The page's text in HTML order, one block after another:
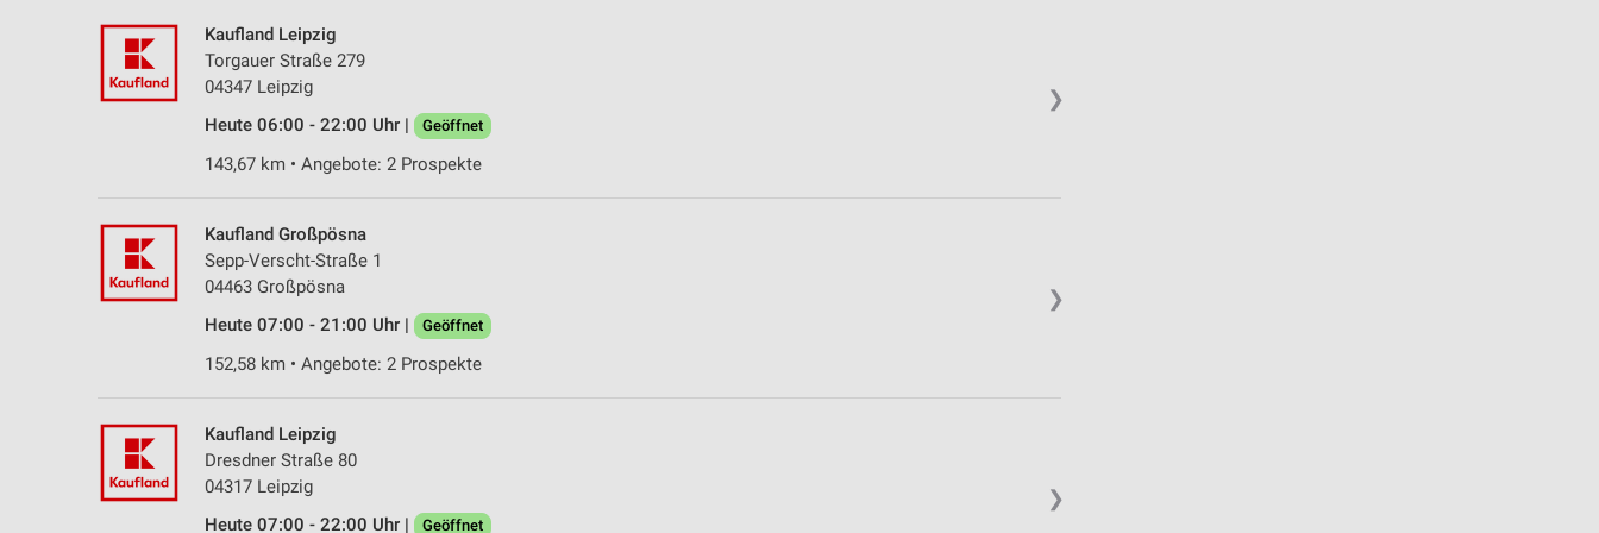
❯
Kaufland Leipzig
Torgauer Straße 279
04347 Leipzig
Heute 06:00 - 22:00 Uhr |
Geöffnet
143,67 km • Angebote: 2 Prospekte
❯
Kaufland Großpösna
Sepp-Verscht-Straße 1
04463 Großpösna
Heute 07:00 - 21:00 Uhr |
Geöffnet
152,58 km • Angebote: 2 Prospekte
❯
Kaufland Leipzig
Dresdner Straße 80
04317 Leipzig
Heute 07:00 - 22:00 Uhr |
Geöffnet